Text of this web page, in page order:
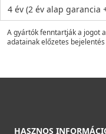
4 év (2 év alap garancia
A gyártók fenntartják a jogot
adatainak előzetes
HASZNOS